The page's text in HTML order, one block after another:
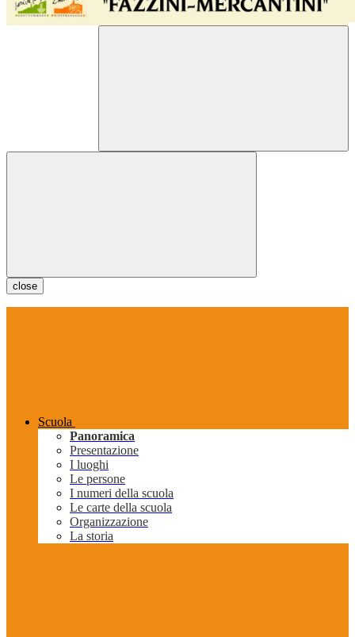
close
Scuola
Panoramica
Presentazione
I luoghi
Le persone
I numeri della scuola
Le carte della scuola
Organizzazione
La storia